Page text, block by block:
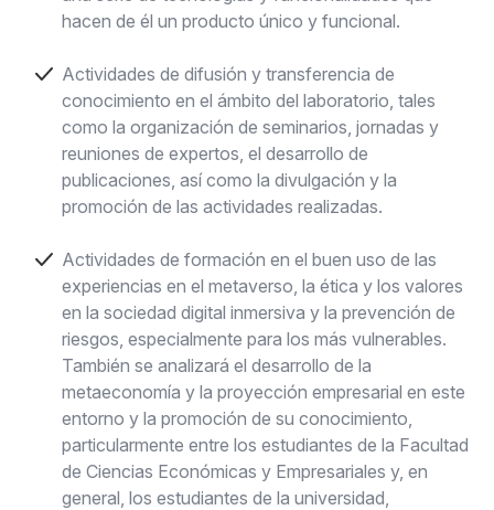
hacen de él un producto único y funcional.
Actividades de difusión y transferencia de
conocimiento en el ámbito del laboratorio, tales
como la organización de seminarios, jornadas y
reuniones de expertos, el desarrollo de
publicaciones, así como la divulgación y la
promoción de las actividades realizadas.
Actividades de formación en el buen uso de las
experiencias en el metaverso, la ética y los valores
en la sociedad digital inmersiva y la prevención de
riesgos, especialmente para los más vulnerables.
También se analizará el desarrollo de la
metaeconomía y la proyección empresarial en este
entorno y la promoción de su conocimiento,
particularmente entre los estudiantes de la Facultad
de Ciencias Económicas y Empresariales y, en
general, los estudiantes de la universidad,